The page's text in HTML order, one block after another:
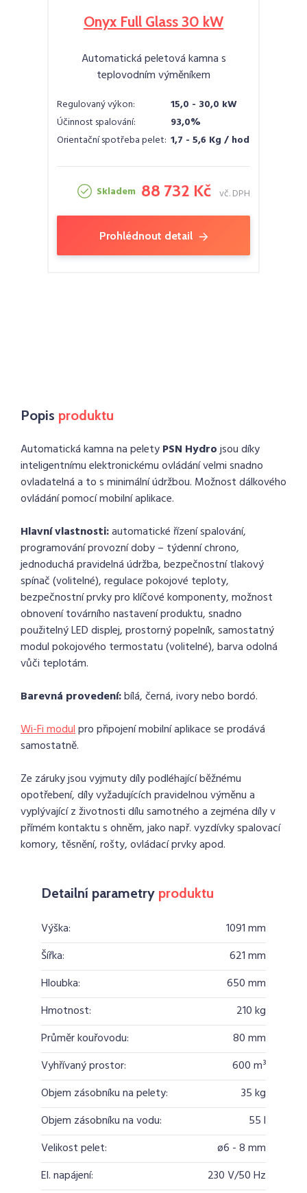
Onyx Full Glass 30 kW
Automatická peletová kamna s
teplovodním výměníkem
Regulovaný výkon:
15,0 - 30,0 kW
Účinnost spalování:
93,0%
Orientační spotřeba pelet: 1,7 - 5,6 Kg / hod
Skladem 88 732 Kč vč. DPH
Prohlédnout detail
Popis produktu
Automatická kamna na peletyPSN Hydrojsou díky
inteligentnímu elektronickému ovládání velmi snadno
ovladatelná a to s minimální údržbou. Možnost dálkového
ovládání pomocí mobilní aplikace.
Hlavní vlastnosti:automatické řízení spalování,
programování provozní doby – týdenní chrono,
jednoduchá pravidelná údržba, bezpečnostní tlakový
spínač (volitelné), regulace pokojové teploty,
bezpečnostní prvky pro klíčové komponenty, možnost
obnovení továrního nastavení produktu, snadno
použitelný LED displej, prostorný popelník, samostatný
modul pokojového termostatu (volitelné), barva odolná
vůči teplotám.
Barevná provedení:bílá, černá, ivory nebo bordó.
Wi-Fi modulpro připojení mobilní aplikace se prodává
samostatně.
Ze záruky jsou vyjmuty díly podléhající běžnému
opotřebení, díly vyžadujících pravidelnou výměnu a
vyplývající z životnosti dílu samotného a zejména díly v
přímém kontaktu s ohněm, jako např. vyzdívky spalovací
komory, těsnění, rošty, ovládací prvky apod.
Detailní parametry produktu
Výška:
1091 mm
Šířka:
621 mm
Hloubka:
650 mm
Hmotnost:
210 kg
Průměr kouřovodu:
80 mm
Vyhřívaný prostor:
600 m³
Objem zásobníku na pelety:
35 kg
Objem zásobníku na vodu:
55 l
Velikost pelet:
ø6 - 8 mm
El. napájení:
230 V/50 Hz